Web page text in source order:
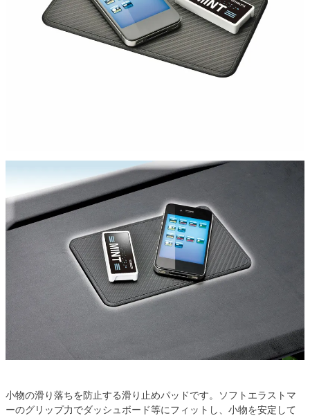
小物の滑り落ちを防止する滑り止めパッドです。ソフトエラストマ
ーのグリップ力でダッシュボード等にフィットし、小物を安定して